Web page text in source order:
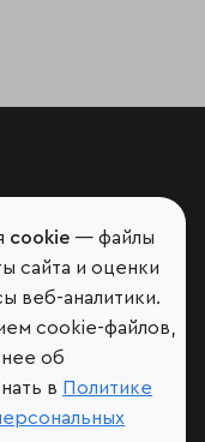
cookie — файлы
сайта и оценки
веб-аналитики.
cookie-файлов,
об
в Политике